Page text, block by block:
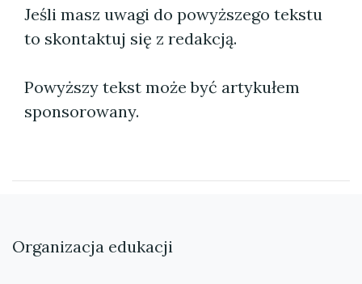
Jeśli masz uwagi do powyższego tekstu
to skontaktuj się z redakcją.
Powyższy tekst może być artykułem
sponsorowany.
Organizacja edukacji